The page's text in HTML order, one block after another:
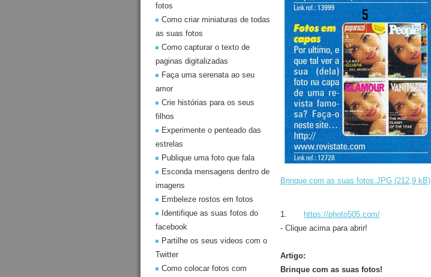
Brinque com as suas fotos.JPG (212,9 kB)
1.
https://photo505.com/
- Clique acima para abrir!
Artigo:
Brinque com as suas fotos!
fotos
Como criar miniaturas de todas
as suas fotos
Como capturar o texto de
paginas digitalizadas
Faça uma serenata ao seu
amor
Crie histórias para os seus
filhos
Experimente o penteado das
estrelas
Publique uma foto que fala
Esconda mensagens dentro de
imagens
Embeleze rostos em fotos
Identifique as suas fotos do
facebook
Partilhe os seus videos com o
Twitter
Como colocar fotos com